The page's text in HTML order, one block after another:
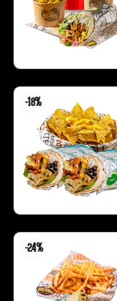
-18%
-24%